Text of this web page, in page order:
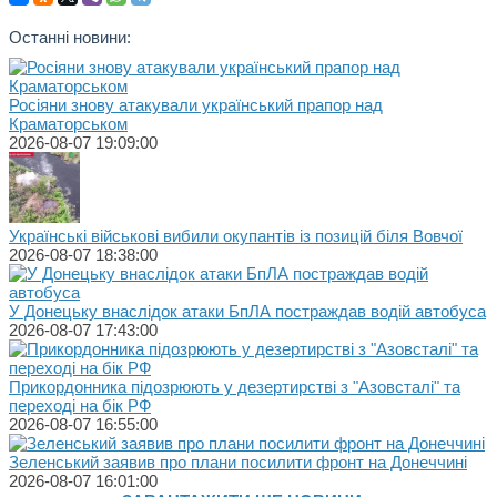
Останні новини:
Росіяни знову атакували український прапор над
Краматорськом
2026-08-07 19:09:00
Українські військові вибили окупантів із позицій біля Вовчої
2026-08-07 18:38:00
У Донецьку внаслідок атаки БпЛА постраждав водій автобуса
2026-08-07 17:43:00
Прикордонника підозрюють у дезертирстві з "Азовсталі" та
переході на бік РФ
2026-08-07 16:55:00
Зеленський заявив про плани посилити фронт на Донеччині
2026-08-07 16:01:00